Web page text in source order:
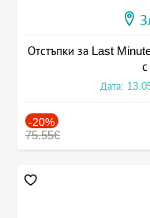
Отстъпки за Last
Дата:
-20%
75.55€